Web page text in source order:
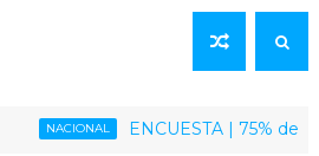
NACIONAL ENCUESTA | 75% de la